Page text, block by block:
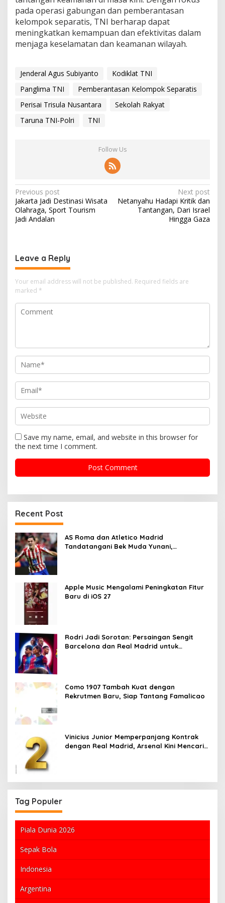
pada operasi gabungan dan pemberantasan
kelompok separatis, TNI berharap dapat
meningkatkan kemampuan dan efektivitas dalam
menjaga keselamatan dan keamanan wilayah.
Jenderal Agus Subiyanto
Kodiklat TNI
Panglima TNI
Pemberantasan Kelompok Separatis
Perisai Trisula Nusantara
Sekolah Rakyat
Taruna TNI-Polri
TNI
Follow Us
P
o
s
n
a
v
i
g
i
o
n
Previous post
Jakarta Jadi Destinasi Wisata
Olahraga, Sport Tourism
Jadi Andalan
Next post
Netanyahu Hadapi Kritik dan
Tantangan, Dari Israel
Hingga Gaza
Leave a Reply
Your email address will not be published. Required fields are
marked *
Save my name, email, and website in this browser for
the next time I comment.
Recent Post
AS Roma dan Atletico Madrid
Tandatangani Bek Muda Yunani,
Apple Music Mengalami Peningkatan Fitur
Baru di iOS 27
Rodri Jadi Sorotan: Persaingan Sengit
Barcelona dan Real Madrid untuk
Como 1907 Tambah Kuat dengan
Rekrutmen Baru, Siap Tantang Famalicao
Vinicius Junior Memperpanjang Kontrak
dengan Real Madrid, Arsenal Kini Mencari
Tag Populer
Piala Dunia 2026
Sepak Bola
Indonesia
Argentina